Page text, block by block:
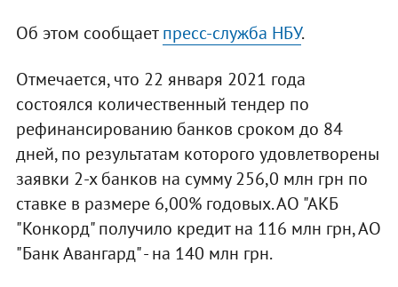
Об этом сообщаетпресс-служба НБУ.
Отмечается, что 22 января 2021 года
состоялся количественный тендер по
рефинансированию банков сроком до 84
дней, по результатам которого удовлетворены
заявки 2-х банков на сумму 256,0 млн грн по
ставке в размере 6,00% годовых. АО "АКБ
"Конкорд" получило кредит на 116 млн грн, АО
"Банк Авангард" - на 140 млн грн.